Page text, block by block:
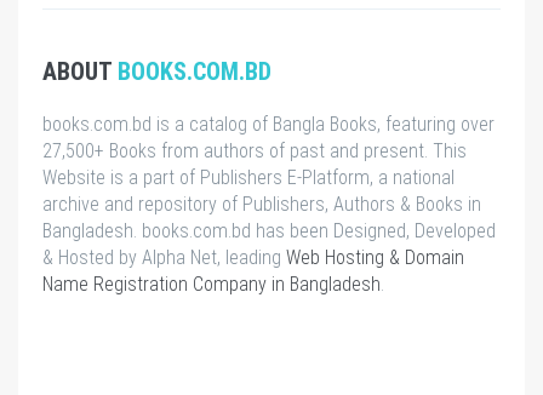
ABOUT BOOKS.COM.BD
books.com.bd is a catalog of Bangla Books, featuring over
27,500+ Books from authors of past and present. This
Website is a part of Publishers E-Platform, a national
archive and repository of Publishers, Authors & Books in
Bangladesh. books.com.bd has been Designed, Developed
& Hosted by Alpha Net, leading Web Hosting & Domain
Name Registration Company in Bangladesh